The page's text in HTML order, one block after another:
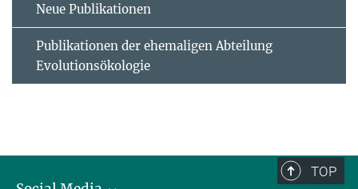
Neue Publikationen
Publikationen der ehemaligen Abteilung
Evolutionsökologie
TOP